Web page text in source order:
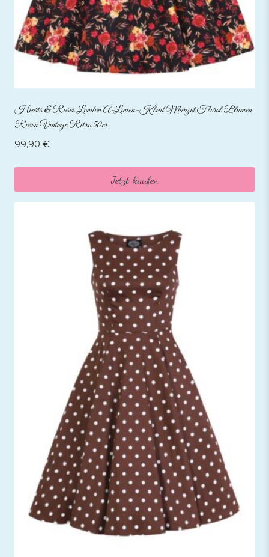
Hearts & Roses London A-Linien-Kleid Margot Floral Blumen
Rosen Vintage Retro 50er
99,90 €
Jetzt kaufen